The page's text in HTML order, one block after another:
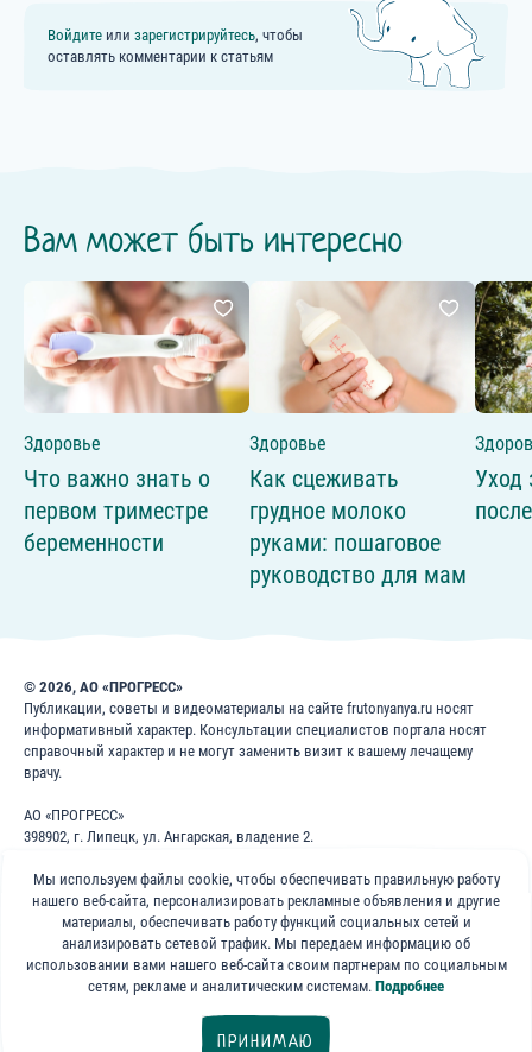
Войдите или зарегистрируйтесь, чтобы
оставлять комментарии к статьям
Вам может быть интересно
Здоровье
Что важно знать о
первом триместре
беременности
Здоровье
Как сцеживать
грудное молоко
руками: пошаговое
руководство для мам
Уход
© 2026, АО «ПРОГРЕСС»
Публикации, советы и видеоматериалы на сайте frutonyanya.ru носят
информативный характер. Консультации специалистов портала носят
справочный характер и не могут заменить визит к вашему лечащему
врачу.
АО «ПРОГРЕСС»
398902, г. Липецк, ул. Ангарская, владение 2.
ОГРН: 1024840823996
8 800 200 1 400
Бесплатно для звонков по России
Мы используем файлы cookie, чтобы обеспечивать правильную работу
нашего веб-сайта, персонализировать рекламные объявления и другие
материалы, обеспечивать работу функций социальных сетей и
анализировать сетевой трафик. Мы передаем информацию об
использовании вами нашего веб-сайта своим партнерам по социальным
сетям, рекламе и аналитическим системам. Подробнее
ПРИНИМАЮ